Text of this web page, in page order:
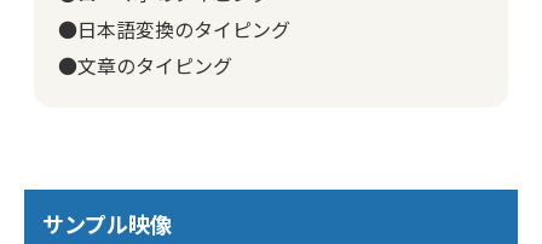
●日本語変換のタイピング
●文章のタイピング
サンプル映像